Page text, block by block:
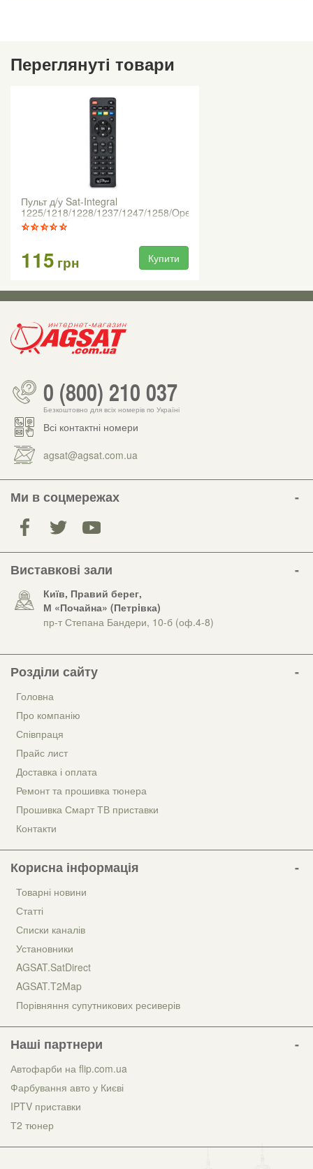
Переглянуті товари
Пульт д/у Sat-Integral
1225/1218/1228/1237/1247/1258/Open
SX1/SX2 Combo
115 грн Купити
0 (800) 210 037
Безкоштовно для всіх номерів по Україні
Всі контактні номери
agsat@agsat.com.ua
Ми в соцмережах
Виставкові зали
Київ, Правий берег,
М «Почайна» (Петрiвка)
пр-т Степана Бандери, 10-б (оф.4-8)
Розділи сайту
Головна
Про компанію
Співпраця
Прайс лист
Доставка і оплата
Ремонт та прошивка тюнера
Прошивка Смарт ТВ приставки
Контакти
Корисна інформація
Товарні новини
Статті
Списки каналів
Установники
AGSAT.SatDirect
AGSAT.T2Map
Порівняння супутникових ресиверів
Наші партнери
Автофарби на flip.com.ua
Фарбування авто у Києві
IPTV приставки
Т2 тюнер